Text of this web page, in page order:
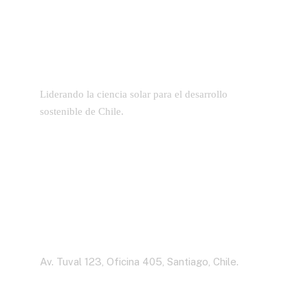
Liderando la ciencia solar para el desarrollo
sostenible de Chile.
Av. Tuval 123, Oficina 405, Santiago, Chile.